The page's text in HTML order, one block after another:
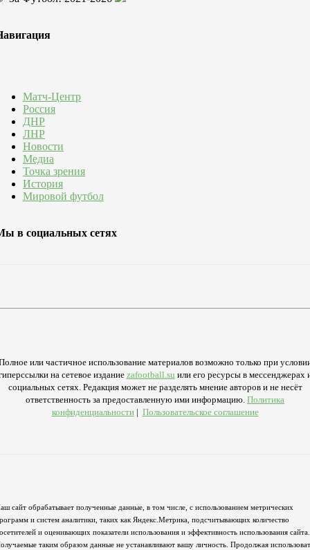
Матч-Центр
Россия
ДНР
ЛНР
Новости
Медиа
Точка зрения
История
Мировой футбол
в социальных сетях
или частичное использование материалов возможно только при
на сетевое издание zafootball.su или его ресурсы в мессенджерах
социальных сетях. Редакция может не разделять мнение авторов и не несёт
ответственность за предоставленную ими информацию. Политика
конфиденциальности| Пользовательское соглашение
сайт обрабатывает полученные данные, в том числе, с использованием метрических
и систем аналитики, таких как Яндекс.Метрика, подсчитывающих количество
и оценивающих показатели использования и эффективность использования сайта.
таким образом данные не устанавливают вашу личность. Продолжая